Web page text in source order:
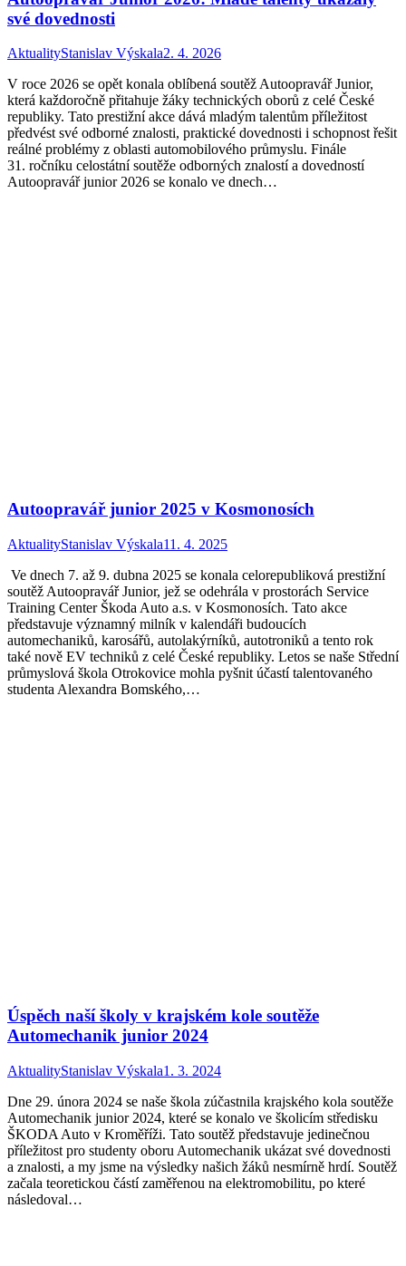
své dovednosti
AktualityStanislav Výskala2. 4. 2026
V roce 2026 se opět konala oblíbená soutěž Autoopravář Junior,
která každoročně přitahuje žáky technických oborů z celé České
republiky. Tato prestižní akce dává mladým talentům příležitost
předvést své odborné znalosti, praktické dovednosti i schopnost řešit
reálné problémy z oblasti automobilového průmyslu. Finále
31. ročníku celostátní soutěže odborných znalostí a dovedností
Autoopravář junior 2026 se konalo ve dnech…
Autoopravář junior 2025 v Kosmonosích
AktualityStanislav Výskala11. 4. 2025
Ve dnech 7. až 9. dubna 2025 se konala celorepubliková prestižní
soutěž Autoopravář Junior, jež se odehrála v prostorách Service
Training Center Škoda Auto a.s. v Kosmonosích. Tato akce
představuje významný milník v kalendáři budoucích
automechaniků, karosářů, autolakýrníků, autotroniků a tento rok
také nově EV techniků z celé České republiky. Letos se naše Střední
průmyslová škola Otrokovice mohla pyšnit účastí talentovaného
studenta Alexandra Bomského,…
Úspěch naší školy v krajském kole soutěže
Automechanik junior 2024
AktualityStanislav Výskala1. 3. 2024
Dne 29. února 2024 se naše škola zúčastnila krajského kola soutěže
Automechanik junior 2024, které se konalo ve školicím středisku
ŠKODA Auto v Kroměříži. Tato soutěž představuje jedinečnou
příležitost pro studenty oboru Automechanik ukázat své dovednosti
a znalosti, a my jsme na výsledky našich žáků nesmírně hrdí. Soutěž
začala teoretickou částí zaměřenou na elektromobilitu, po které
následoval…